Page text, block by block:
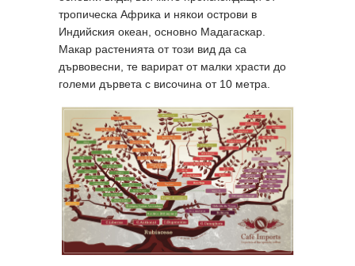
тропическа Африка и някои острови в
Индийския океан, основно Мадагаскар.
Макар растенията от този вид да са
дървовесни, те варират от малки храсти до
големи дървета с височина от 10 метра.